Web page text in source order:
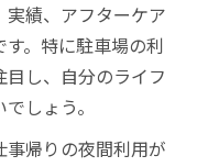
績、アフターケア
。特に駐車場の利
し、自分のライフ
しょう。
帰りの夜間利用が